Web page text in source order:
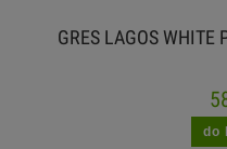
GRES LAGOS WHITE
do